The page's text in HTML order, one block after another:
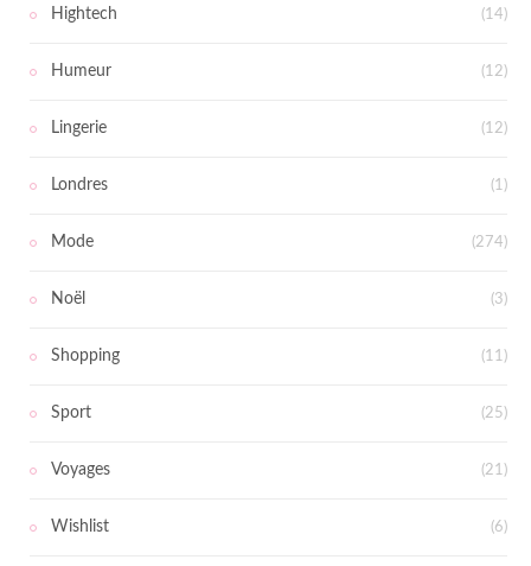
Hightech (14)
Humeur (12)
Lingerie (12)
Londres (1)
Mode (274)
Noël (3)
Shopping (11)
Sport (25)
Voyages (21)
Wishlist (6)